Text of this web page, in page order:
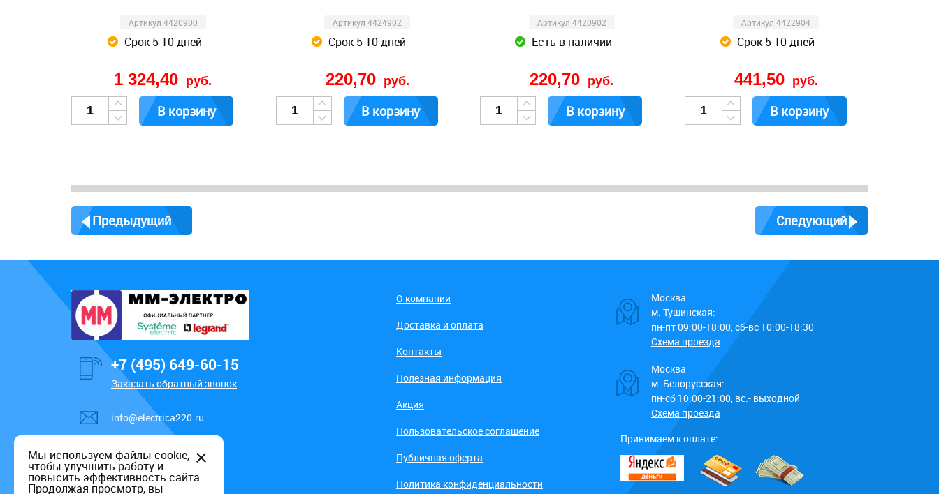
Артикул 4420900
Срок 5-10 дней
1 324,40 руб.
В корзину
Артикул 4424902
Срок 5-10 дней
220,70 руб.
В корзину
Артикул 4420902
Есть в наличии
220,70 руб.
В корзину
Артикул 4422904
Срок 5-10 дней
441,50 руб.
В корзину
Предыдущий Следующий
+7 (495) 649-60-15
Заказать обратный звонок
info@electrica220.ru
О компании
Доставка и оплата
Контакты
Полезная информация
Акция
Пользовательское соглашение
Публичная оферта
Политика конфиденциальности
Москва
м. Тушинская:
пн-пт 09:00-18:00, сб-вс 10:00-18:30
Схема проезда
Москва
м. Белорусская:
пн-сб 10:00-21:00, вс.- выходной
Схема проезда
Принимаем к оплате:
Мы используем файлы cookie,
чтобы улучшить работу и
повысить эффективность сайта.
Продолжая просмотр, вы